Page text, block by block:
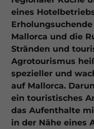
eines
Mallorca und die
Stränden und
Agrotourismus
spezieller und
auf Mallorca.
ein touristisches
das Aufenthalte
in der Nähe eines